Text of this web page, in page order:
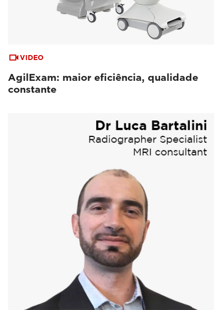
VIDEO
AgilExam: maior eficiência, qualidade
constante